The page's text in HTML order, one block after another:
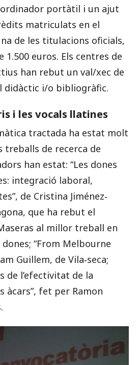
portàtil i un ajut
matriculats en el
de les titulacions oficials,
1.500 euros. Els centres de
han rebut un val/xec de
didàctic i/o bibliogràfic.
i les vocals llatines
tractada ha estat molt
treballs de recerca de
han estat: “Les dones
integració laboral,
de Cristina Jiménez‐
que ha rebut el
al millor treball en
“From Melbourne
Guillem, de Vila‐seca;
de l’efectivitat de la
àcars”, fet per Ramon